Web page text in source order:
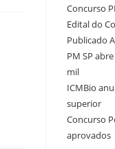
Concurso
Edital do
Publicado
PM SP
mil
ICMBio
superior
Concurso
aprovados